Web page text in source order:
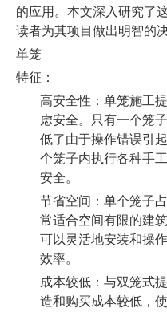
的应用。本文深入研究了
读者为其项目做出明智的决
单笼
特征：
高安全性：单笼施工
虑安全。只有一个笼
低了由于操作错误引
个笼子内执行各种手
安全。
节省空间：单个笼子
常适合空间有限的建
可以灵活地安装和操
效率。
成本较低：与双笼式
造和购买成本较低，